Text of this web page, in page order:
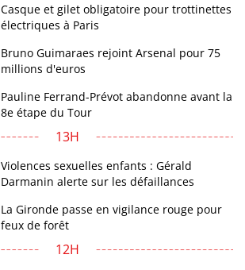
Casque et gilet obligatoire pour trottinettes
électriques à Paris
Bruno Guimaraes rejoint Arsenal pour 75
millions d'euros
Pauline Ferrand-Prévot abandonne avant la
8e étape du Tour
13H
Violences sexuelles enfants : Gérald
Darmanin alerte sur les défaillances
La Gironde passe en vigilance rouge pour
feux de forêt
12H